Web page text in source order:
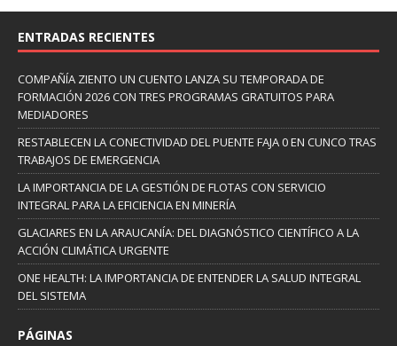
ENTRADAS RECIENTES
COMPAÑÍA ZIENTO UN CUENTO LANZA SU TEMPORADA DE
FORMACIÓN 2026 CON TRES PROGRAMAS GRATUITOS PARA
MEDIADORES
RESTABLECEN LA CONECTIVIDAD DEL PUENTE FAJA 0 EN CUNCO TRAS
TRABAJOS DE EMERGENCIA
LA IMPORTANCIA DE LA GESTIÓN DE FLOTAS CON SERVICIO
INTEGRAL PARA LA EFICIENCIA EN MINERÍA
GLACIARES EN LA ARAUCANÍA: DEL DIAGNÓSTICO CIENTÍFICO A LA
ACCIÓN CLIMÁTICA URGENTE
ONE HEALTH: LA IMPORTANCIA DE ENTENDER LA SALUD INTEGRAL
DEL SISTEMA
PÁGINAS